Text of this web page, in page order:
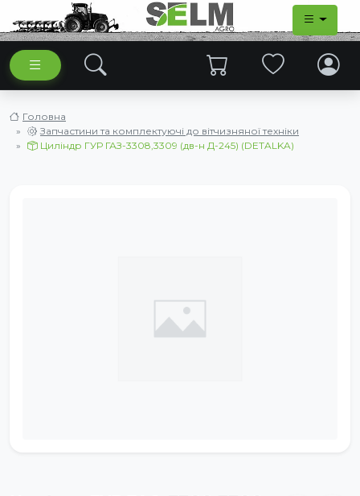
Головна
Запчастини та комплектуючі до вітчизняної техніки
Циліндр ГУР ГАЗ-3308,3309 (дв-н Д-245) (DETALKA)